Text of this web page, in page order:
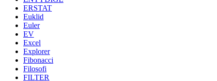
ERSTAT
Euklid
Euler
EV
Excel
Explorer
Fibonacci
Filosofi
FILTER